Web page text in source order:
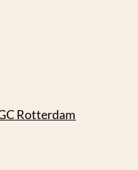
Rotterdam